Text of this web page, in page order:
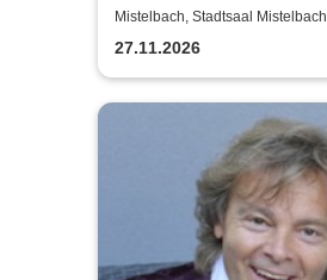
Christmas
Mistelbach, Stadtsaal Mistelbach
27.11.2026